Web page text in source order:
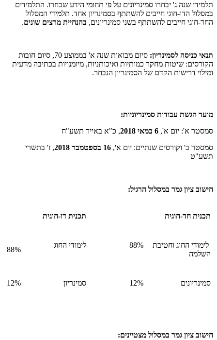
תלמידי שנה ג' יבחרו סמינריונים על פי תחומי הידע שבחרו. התלמידים
במסלול הדו-חוגי חייבים להשתתף בסמינריון אחד. תלמידי המסלול
החד-חוגי חייבים להשתתף בשני סמינריונים, בהנחיית מרצים שונים.
תנאי כניסה לסמינריון:
סיום מבואות שנה א' בממוצע 70, סיום חובות
הקורסים: שיטות מחקר כמותיות ואיכותניות, מיומנויות בכתיבה מדעית
ומילוי דרישות הקדם של הסמינריון הנבחר.
מועד הגשת עבודות סמינריוניות:
סמסטר א': יום א', 6 במאי 2018
, כ"א באייר תשע"ח
סמסטר ב' וקורסים שנתיים: יום א', 16 בספטמבר 2018
, ז' בתשרי
תשע"ט
חישוב ציון גמר במסלול הרגיל:
תכנית חד-חוגית תכנית דו-חוגית
לימודי החוג וחטיבת
השלמה
88% לימודי החוג
88%
סמינריונים 12% סמינריון 12%
חישוב ציון גמר במסלול מצטיינים: